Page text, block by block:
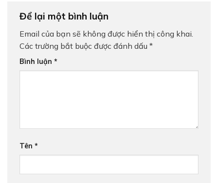
Để lại một bình luận
Email của bạn sẽ không được hiển thị công khai.
Các trường bắt buộc được đánh dấu *
Bình luận *
Tên *